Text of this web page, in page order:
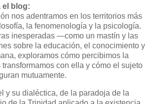
el blog:
nos adentramos en los territorios más
la fenomenología y la psicología.
inesperadas —como un mastín y las
sobre la educación, el conocimiento y
exploramos cómo percibimos la
con ella y cómo el sujeto
mutuamente.
y su dialéctica, de la paradoja de la